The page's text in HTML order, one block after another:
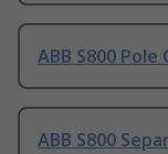
ABB S800
ABB S800